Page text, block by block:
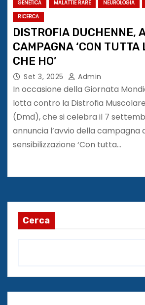
GENETICA MALATTIE RARE NEUROLOGIA
RICERCA
DISTROFIA DUCHENNE,
CAMPAGNA ‘CON TUTTA
CHE HO’
Set 3, 2025 Admin
In occasione della Giornata
lotta contro la Distrofia
(Dmd), che si celebra il 7
annuncia l’avvio della campagna
sensibilizzazione ‘Con tutta…
Cerca